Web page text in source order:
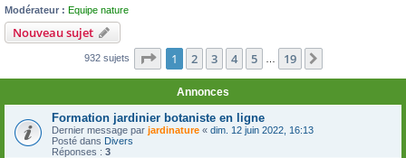
Modérateur : Equipe nature
Nouveau sujet
932 sujets Page 1sur19
1 2 3 4 5 19
Annonces
Formation jardinier botaniste en ligne
Dernier message par jardinature « dim. 12 juin 2022, 16:13
Posté dans Divers
Réponses : 3